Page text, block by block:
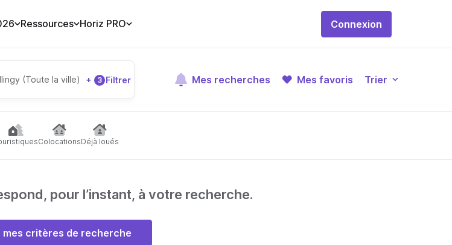
Ressources Horiz PRO Connexion
(Toute la ville) + 3 Filtrer Mes recherches Mes favoris Trier
ColocationsDéjà loués
pour l’instant, à votre recherche.
mes critères de recherche